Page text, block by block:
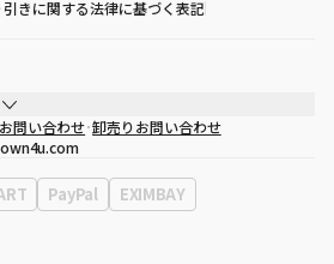
きに関する法律に基づく表記
ン
南区永東大路513、3階(三成洞、coex)
問い合わせ 卸売りお問い合わせ
PayPal
EXIMBAY